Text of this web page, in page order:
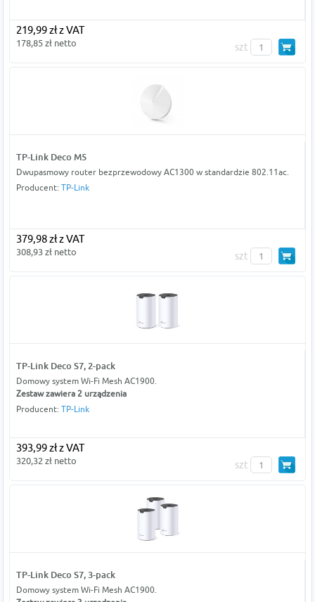
219,99 zł z VAT
178,85 zł netto szt
TP-Link Deco M5
Dwupasmowy router bezprzewodowy AC1300 w standardzie 802.11ac.
Producent: TP-Link
379,98 zł z VAT
308,93 zł netto szt
TP-Link Deco S7, 2-pack
Domowy system Wi-Fi Mesh AC1900.
Zestaw zawiera 2 urządzenia
Producent: TP-Link
393,99 zł z VAT
320,32 zł netto szt
TP-Link Deco S7, 3-pack
Domowy system Wi-Fi Mesh AC1900.